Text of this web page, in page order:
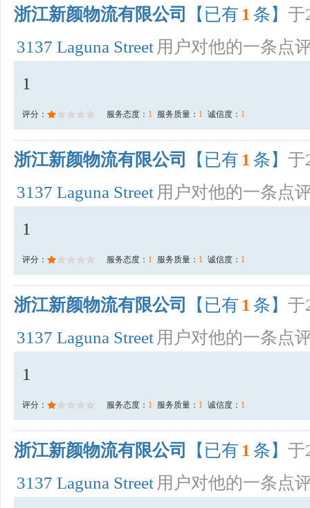
浙江新颜物流有限公司 【已有 1 条】 于
3137 Laguna Street 用户对他的一条点
1
评分： 服务态度： 1 服务质量： 1 诚信度： 1
浙江新颜物流有限公司 【已有 1 条】 于
3137 Laguna Street 用户对他的一条点
1
评分： 服务态度： 1 服务质量： 1 诚信度： 1
浙江新颜物流有限公司 【已有 1 条】 于
3137 Laguna Street 用户对他的一条点
1
评分： 服务态度： 1 服务质量： 1 诚信度： 1
浙江新颜物流有限公司 【已有 1 条】 于
3137 Laguna Street 用户对他的一条点